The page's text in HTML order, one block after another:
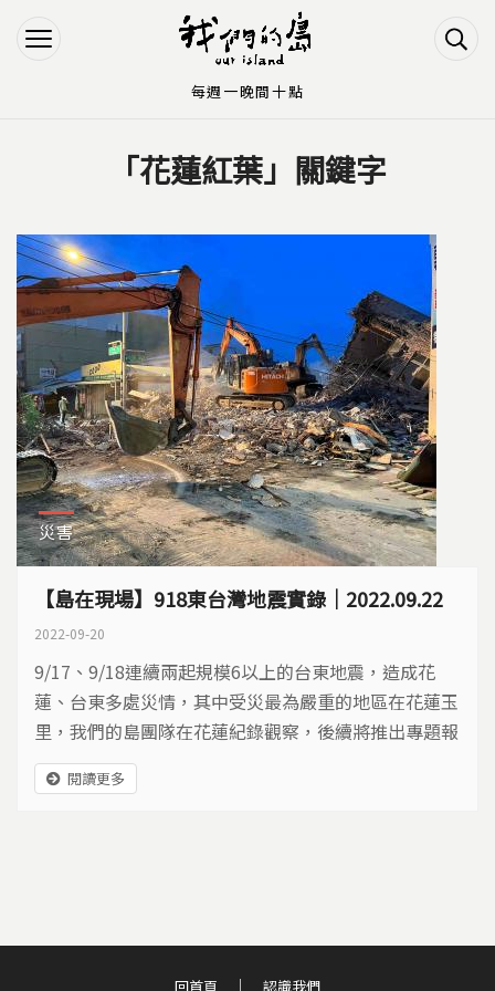
Jump to Navigation
Jump to Main content
「花蓮紅葉」關鍵字
災害
【島在現場】918東台灣地震實錄｜2022.09.22
2022-09-20
9/17、9/18連續兩起規模6以上的台東地震，造成花
蓮、台東多處災情，其中受災最為嚴重的地區在花蓮玉
里，我們的島團隊在花蓮紀錄觀察，後續將推出專題報
導，持續關注地震發展。 ​
閱讀更多
回首頁 認識我們
每週一晚間十點